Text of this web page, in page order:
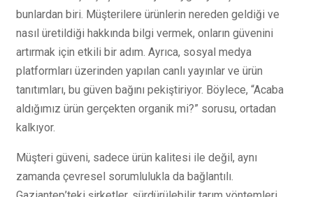
bunlardan biri. Müşterilere ürünlerin nereden geldiği ve
nasıl üretildiği hakkında bilgi vermek, onların güvenini
artırmak için etkili bir adım. Ayrıca, sosyal medya
platformları üzerinden yapılan canlı yayınlar ve ürün
tanıtımları, bu güven bağını pekiştiriyor. Böylece, “Acaba
aldığımız ürün gerçekten organik mi?” sorusu, ortadan
kalkıyor.
Müşteri güveni, sadece ürün kalitesi ile değil, aynı
zamanda çevresel sorumlulukla da bağlantılı.